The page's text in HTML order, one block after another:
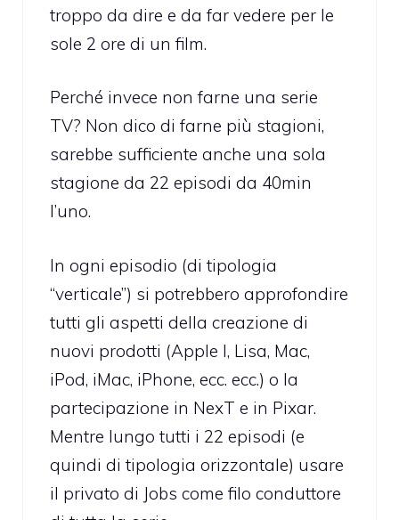
troppo da dire e da far vedere per le
sole 2 ore di un film.
Perché invece non farne una serie
TV? Non dico di farne più stagioni,
sarebbe sufficiente anche una sola
stagione da 22 episodi da 40min
l’uno.
In ogni episodio (di tipologia
“verticale”) si potrebbero approfondire
tutti gli aspetti della creazione di
nuovi prodotti (Apple I, Lisa, Mac,
iPod, iMac, iPhone, ecc. ecc.) o la
partecipazione in NexT e in Pixar.
Mentre lungo tutti i 22 episodi (e
quindi di tipologia orizzontale) usare
il privato di Jobs come filo conduttore